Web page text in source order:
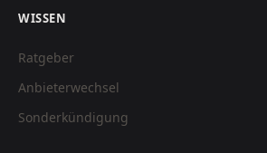
WISSEN
Ratgeber
Anbieterwechsel
Sonderkündigung